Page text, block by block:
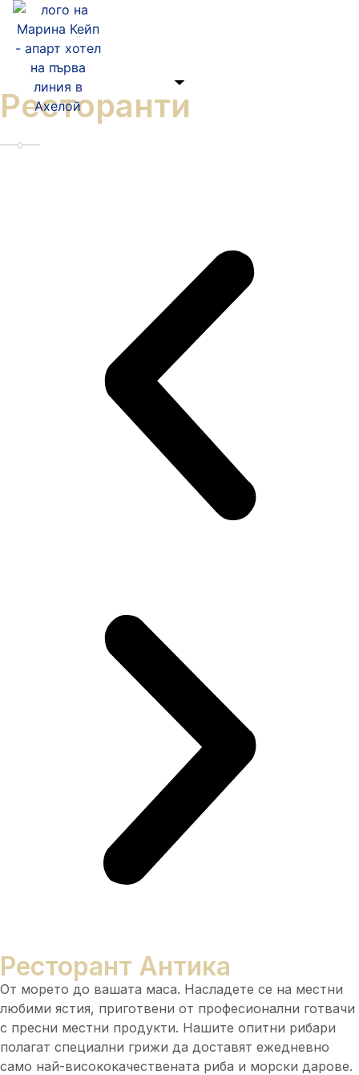
Ресторанти
Ресторант Антика
От морето до вашата маса. Насладете се на местни
любими ястия, приготвени от професионални готвачи
с пресни местни продукти. Нашите опитни рибари
полагат специални грижи да доставят ежедневно
само най-висококачествената риба и морски дарове.